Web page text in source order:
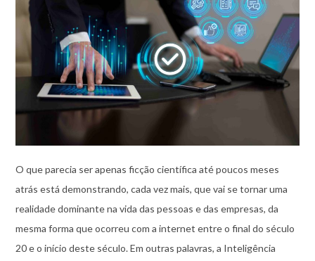
O que parecia ser apenas ficção científica até poucos meses
atrás está demonstrando, cada vez mais, que vai se tornar uma
realidade dominante na vida das pessoas e das empresas, da
mesma forma que ocorreu com a internet entre o final do século
20 e o início deste século. Em outras palavras, a Inteligência